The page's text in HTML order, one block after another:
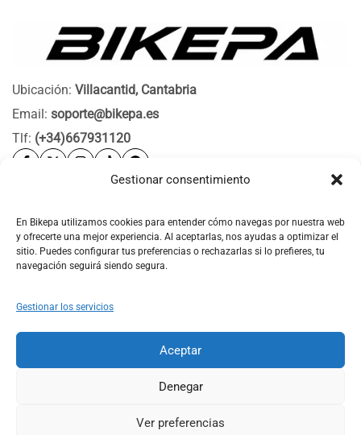
Gestionar consentimiento
En Bikepa utilizamos cookies para entender cómo navegas por nuestra web
y ofrecerte una mejor experiencia. Al aceptarlas, nos ayudas a optimizar el
sitio. Puedes configurar tus preferencias o rechazarlas si lo prefieres, tu
navegación seguirá siendo segura.
Gestionar los servicios
Aceptar
Denegar
Ver preferencias
Ubicación: Villacantid, Cantabria
Email: soporte@bikepa.es
Tlf: (+34)667931120
Bikepa
Newsletter Bikepa
© 2026 Bikepa. Todos los derechos reservados.